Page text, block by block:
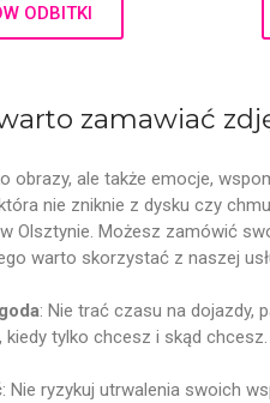
ODBITKI
zamawiać
obrazy, ale także emocje,
nie zniknie z dysku czy
Olsztynie. Możesz zamówić
warto skorzystać z naszej
: Nie trać czasu na dojazdy,
kiedy tylko chcesz i skąd
: Nie ryzykuj utrwalenia swoich